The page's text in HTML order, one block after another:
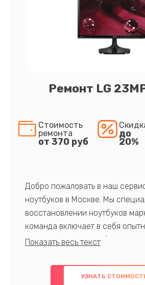
Ремонт LG
Стоимость
ремонта
от 370 руб
до
20%
Добро пожаловать в наш
ноутбуков в Москве. Мы
восстановлении ноутбуков
команда включает в себя
профессионалов с обширными
предлагаем быстрый и
использованием оригинальных
УЗНАТЬ